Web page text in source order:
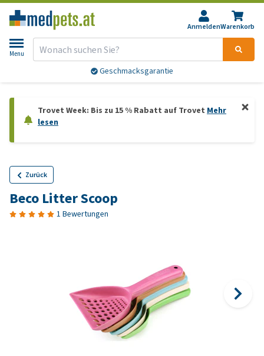
AnmeldenWarenkorb
Menu
Geschmacksgarantie
Trovet Week: Bis zu 15 % Rabatt auf Trovet Mehr
lesen
Zurück
Beco Litter Scoop
1 Bewertungen